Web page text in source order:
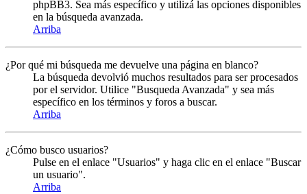
phpBB3. Sea más específico y utilizá las opciones disponibles
en la búsqueda avanzada.
Arriba
¿Por qué mi búsqueda me devuelve una página en blanco?
La búsqueda devolvió muchos resultados para ser procesados
por el servidor. Utilice "Busqueda Avanzada" y sea más
específico en los términos y foros a buscar.
Arriba
¿Cómo busco usuarios?
Pulse en el enlace "Usuarios" y haga clic en el enlace "Buscar
un usuario".
Arriba